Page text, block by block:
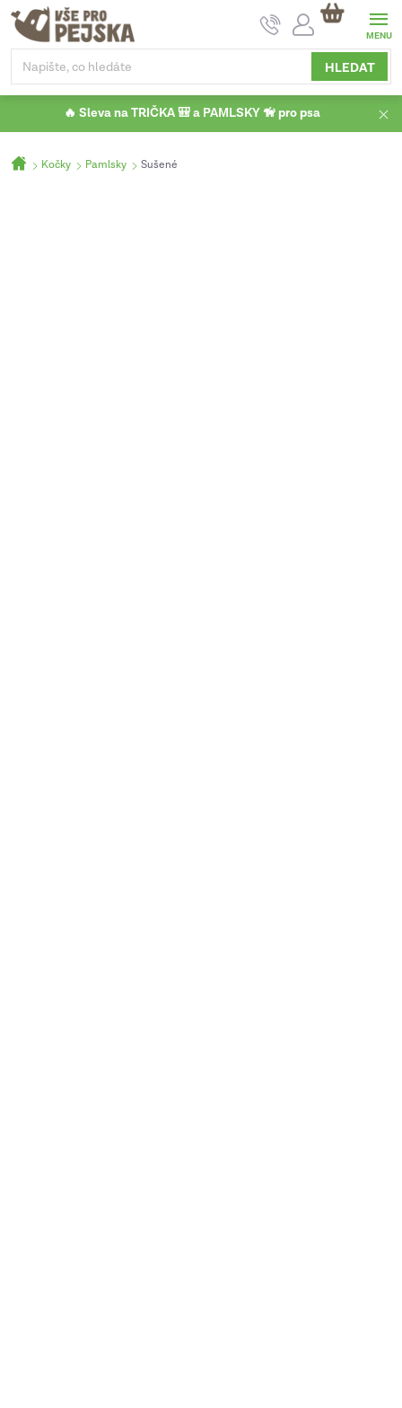
Přejít
obsah
HLEDAT
NÁKUPNÍ
KOŠÍK
🔥 Sleva na TRIČKA 🎒 a PAMLSKY 🦮 pro psa
Domů
Kočky Pamlsky Sušené